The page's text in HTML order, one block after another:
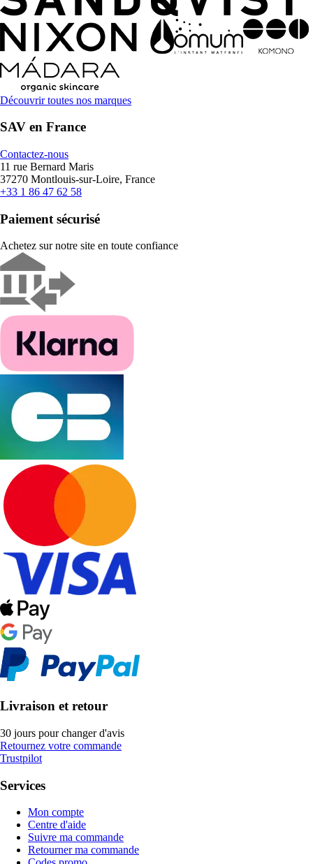
Découvrir toutes nos marques
SAV en France
Contactez-nous
11 rue Bernard Maris
37270 Montlouis-sur-Loire, France
+33 1 86 47 62 58
Paiement sécurisé
Achetez sur notre site en toute confiance
Livraison et retour
30 jours pour changer d'avis
Retournez votre commande
Trustpilot
Services
Mon compte
Centre d'aide
Suivre ma commande
Retourner ma commande